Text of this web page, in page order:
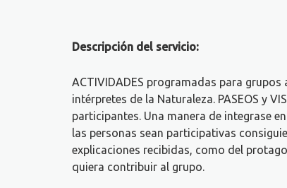
Descripción del servicio:
ACTIVIDADES programadas para
intérpretes de la Naturaleza. PASEOS y
participantes. Una manera de integrase
las personas sean participativas
explicaciones recibidas, como del
quiera contribuir al grupo.